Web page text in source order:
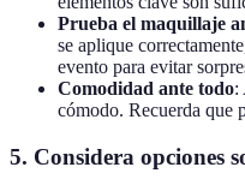
Prueba el maquillaje
se aplique
evento para evitar
Comodidad ante todo:
cómodo. Recuerda que
5. Considera opciones